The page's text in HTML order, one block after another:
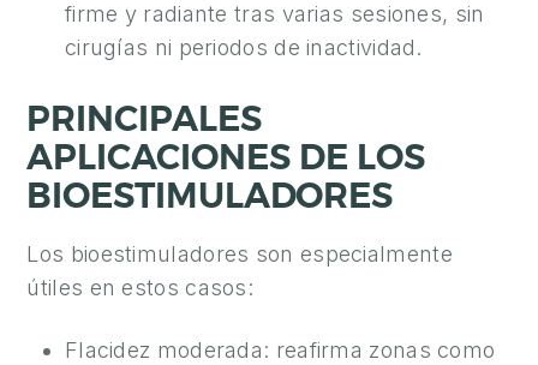
firme y radiante tras varias sesiones, sin
cirugías ni periodos de inactividad.
PRINCIPALES
APLICACIONES DE LOS
BIOESTIMULADORES
Los bioestimuladores son especialmente
útiles en estos casos:
Flacidez moderada: reafirma zonas como